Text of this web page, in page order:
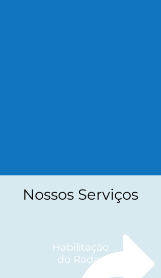
Nossos Serviços
Habilitação
do Radar